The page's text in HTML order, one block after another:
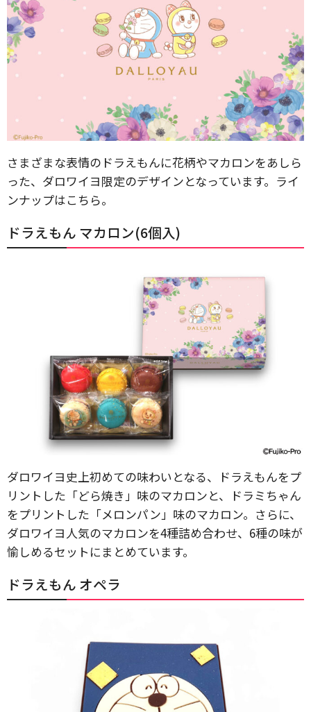
さまざまな表情のドラえもんに花柄やマカロンをあしら
った、ダロワイヨ限定のデザインとなっています。ライ
ンナップはこちら。
ドラえもん マカロン(6個入)
ダロワイヨ史上初めての味わいとなる、ドラえもんをプ
リントした「どら焼き」味のマカロンと、ドラミちゃん
をプリントした「メロンパン」味のマカロン。さらに、
ダロワイヨ人気のマカロンを4種詰め合わせ、6種の味が
愉しめるセットにまとめています。
ドラえもん オペラ